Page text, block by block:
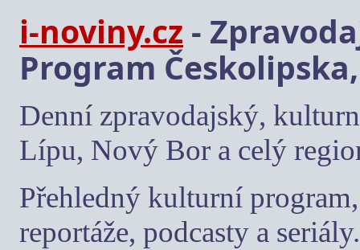
i-noviny.cz -
Program
Denní zpravodajský,
Lípu, Nový Bor a celý
Přehledný kulturní
reportáže, podcasty a seriály.